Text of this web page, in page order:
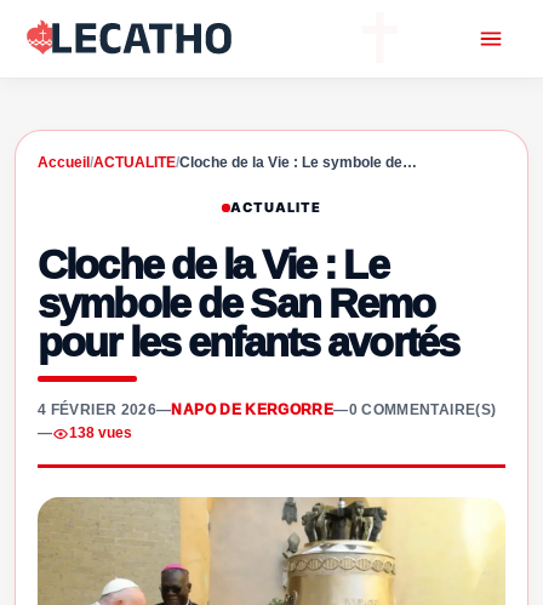
Accueil /ACTUALITE/Cloche de la Vie : Le symbole de…
ACTUALITE
Cloche de la Vie : Le
symbole de San Remo
pour les enfants avortés
4 FÉVRIER 2026—NAPO DE KERGORRE—0 COMMENTAIRE(S)
—
138 vues